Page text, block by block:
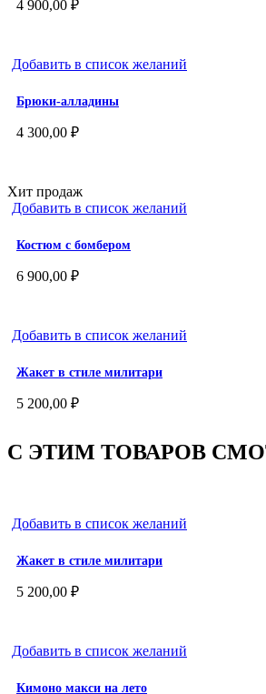
4 900,00 ₽
Добавить в список желаний
Брюки-алладины
4 300,00 ₽
Хит продаж
Добавить в список желаний
Костюм с бомбером
6 900,00 ₽
Добавить в список желаний
Жакет в стиле милитари
5 200,00 ₽
С ЭТИМ ТОВАРОВ
Добавить в список желаний
Жакет в стиле милитари
5 200,00 ₽
Добавить в список желаний
Кимоно макси на лето